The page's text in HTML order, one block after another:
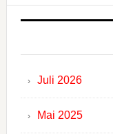
Juli 2026
Mai 2025